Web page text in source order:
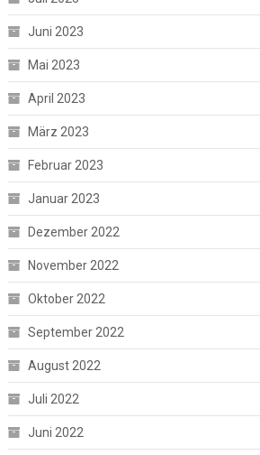
Juni 2023
Mai 2023
April 2023
März 2023
Februar 2023
Januar 2023
Dezember 2022
November 2022
Oktober 2022
September 2022
August 2022
Juli 2022
Juni 2022